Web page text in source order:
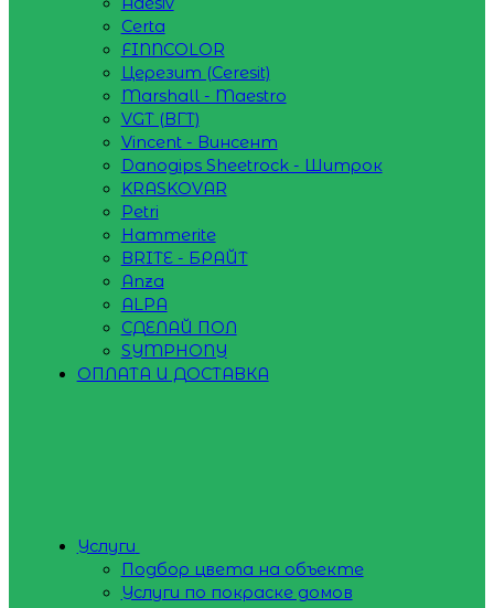
Certa
FINNCOLOR
Церезит (Ceresit)
Marshall - Maestro
VGT (ВГТ)
Vincent - Винсент
Danogips Sheetrock - Шитрок
KRASKOVAR
Petri
Hammerite
BRITE - БРАЙТ
Anza
ALPA
СДЕЛАЙ ПОЛ
SYMPHONY
ОПЛАТА И ДОСТАВКА
Услуги
Подбор цвета на объекте
Услуги по покраске домов